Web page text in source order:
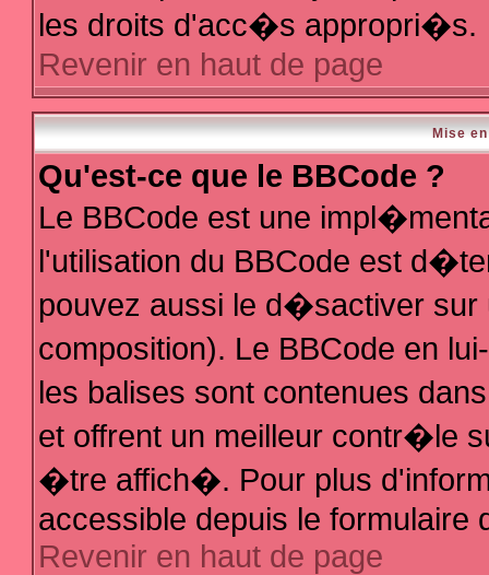
les droits d'acc�s appropri�s.
Revenir en haut de page
Mise
Qu'est-ce que le BBCode ?
Le BBCode est une
l'utilisation du BBCode est
pouvez aussi le d�sactiver sur
composition). Le BBCode en
les balises sont contenues
et offrent un meilleur contr�le
�tre affich�. Pour plus
accessible depuis le formulaire
Revenir en haut de page